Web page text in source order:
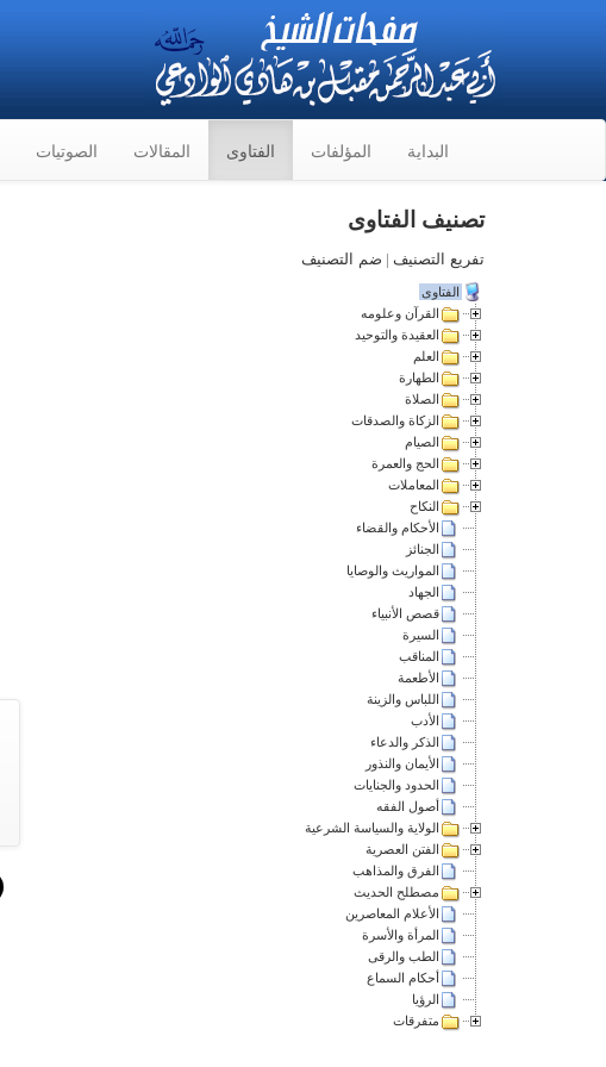
البداية المؤلفات الفتاوى المقالات الصوتيات
تصنيف الفتاوى
تفريع التصنيف | ضم التصنيف
الفتاوى
القرآن وعلومه
العقيدة والتوحيد
العلم
الطهارة
الصلاة
الزكاة والصدقات
الصيام
الحج والعمرة
المعاملات
النكاح
الأحكام والقضاء
الجنائز
المواريث والوصايا
الجهاد
قصص الأنبياء
السيرة
المناقب
الأطعمة
اللباس والزينة
الأدب
الذكر والدعاء
الأيمان والنذور
الحدود والجنايات
أصول الفقه
الولاية والسياسة الشرعية
الفتن العصرية
الفرق والمذاهب
مصطلح الحديث
الأعلام المعاصرين
المرأة والأسرة
الطب والرقى
أحكام السماع
الرؤيا
متفرقات